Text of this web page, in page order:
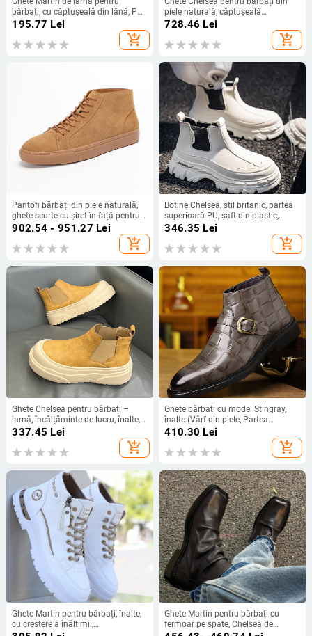
bărbați, cu căptușeală din lână, PU
partea superioară, talpă din
cauciuc, înălțime medie a gambelor,
șireturi
195.77 Lei
add_shopping_cart
piele naturală, căptușeală
respirabilă, fermoar lateral, talpă
728.46 Lei
add_shopping_cart
Pantofi bărbați din piele naturală,
ghete scurte cu șiret în față pentru
toamnă-iarnă, velur retro, talpă
plată, stil britanic, lucrate manual
902.54 - 951.27 Lei
add_shopping_cart
Botine Chelsea, stil britanic, partea
superioară PU, șaft din plastic,
căptușeală din lână de miel, pentru
346.35 Lei
add_shopping_cart
Ghete Chelsea pentru bărbați –
iarnă, încălțăminte de lucru, înalte,
talpă PVC groasă, PU partea
superioară, interior din plasă, slip-
on
337.45 Lei
add_shopping_cart
Ghete bărbați cu model Stingray,
înalte (Vârf din piele, Partea
superioară PU, Talpă din cauciuc,
Model solid, Toc mic 1–3 cm)
410.30 Lei
add_shopping_cart
Ghete Martin pentru bărbați, înalte,
cu creștere a înălțimii,
Ghete Martin pentru bărbați cu
fermoar pe spate, Chelsea de